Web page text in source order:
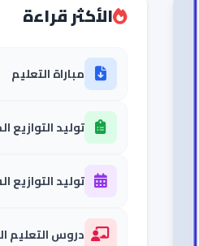
الأكثر قراءة
مباراة التعليم
توليد التوازيع
توليد التوازيع
دروس التعليم